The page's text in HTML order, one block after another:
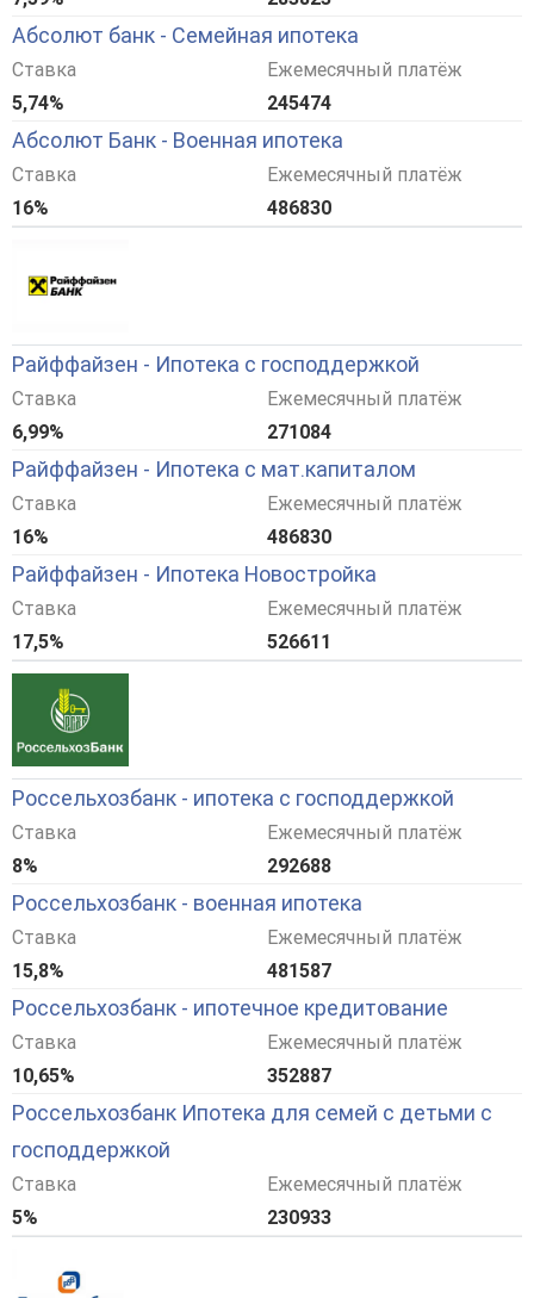
Абсолют банк - Семейная ипотека
Ставка
5,74%
Ежемесячный платёж
245474
Абсолют Банк - Военная ипотека
Ставка
16%
Ежемесячный платёж
486830
Райффайзен - Ипотека с господдержкой
Ставка
6,99%
Ежемесячный платёж
271084
Райффайзен - Ипотека с мат.капиталом
Ставка
16%
Ежемесячный платёж
486830
Райффайзен - Ипотека Новостройка
Ставка
17,5%
Ежемесячный платёж
526611
Россельхозбанк - ипотека с господдержкой
Ставка
8%
Ежемесячный платёж
292688
Россельхозбанк - военная ипотека
Ставка
15,8%
Ежемесячный платёж
481587
Россельхозбанк - ипотечное кредитование
Ставка
10,65%
Ежемесячный платёж
352887
Россельхозбанк Ипотека для семей с детьми с
господдержкой
Ставка
5%
Ежемесячный платёж
230933